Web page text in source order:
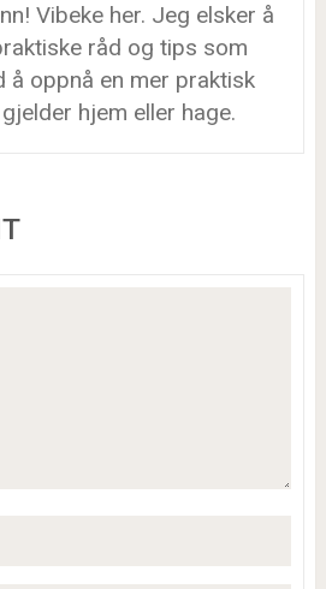
Vibeke her. Jeg elsker å
råd og tips som
å oppnå en mer praktisk
hjem eller hage.